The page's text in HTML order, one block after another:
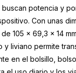
buscan potencia y
Con unas
105 × 69,3 × 14
y liviano permite
en el bolsillo, bolso